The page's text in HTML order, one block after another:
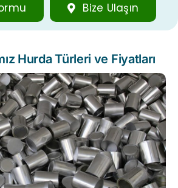
Bize Ulaşın
Hurda Türleri ve Fiyatları